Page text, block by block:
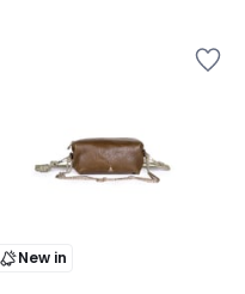
New in